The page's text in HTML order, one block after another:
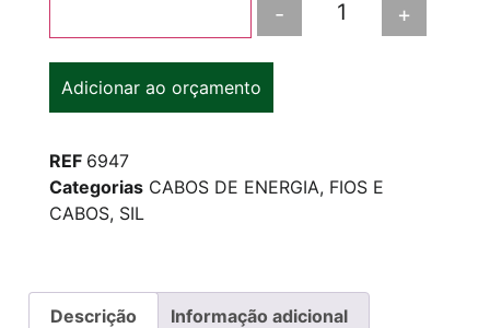
- +
Adicionar ao orçamento
REF 6947
Categorias CABOS DE ENERGIA, FIOS E
CABOS, SIL
Descrição Informação adicional